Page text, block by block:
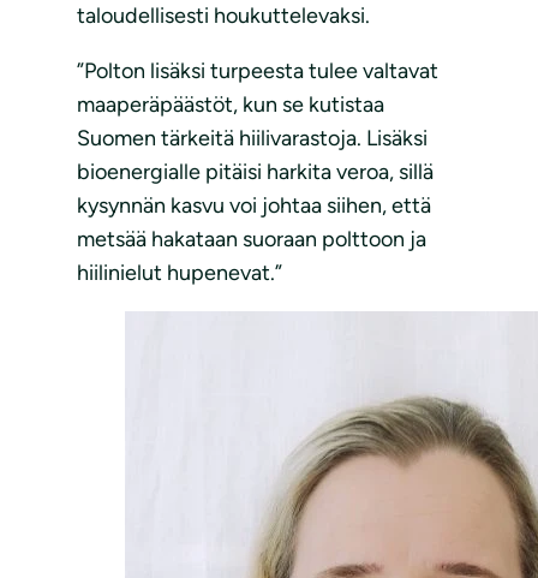
taloudellisesti houkuttelevaksi.
”Polton lisäksi turpeesta tulee valtavat
maaperäpäästöt, kun se kutistaa
Suomen tärkeitä hiilivarastoja. Lisäksi
bioenergialle pitäisi harkita veroa, sillä
kysynnän kasvu voi johtaa siihen, että
metsää hakataan suoraan polttoon ja
hiilinielut hupenevat.”